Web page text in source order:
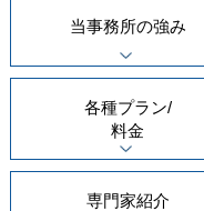
当事務所の強み
各種プラン/
料金
専門家紹介